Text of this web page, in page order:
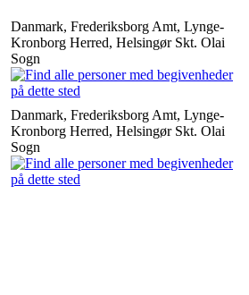
Danmark, Frederiksborg Amt, Lynge-
Kronborg Herred, Helsingør Skt. Olai
Sogn
Danmark, Frederiksborg Amt, Lynge-
Kronborg Herred, Helsingør Skt. Olai
Sogn